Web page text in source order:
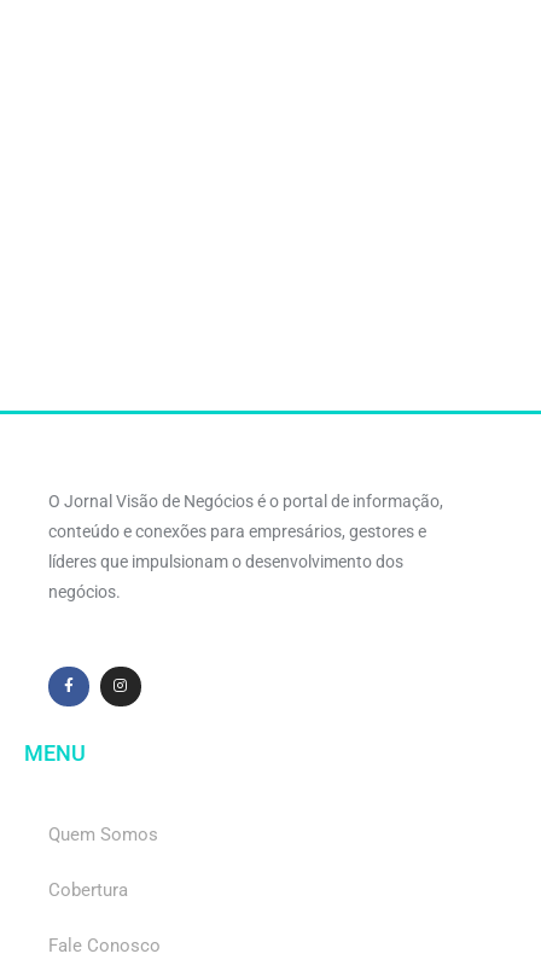
O Jornal Visão de Negócios é o portal de informação,
conteúdo e conexões para empresários, gestores e
líderes que impulsionam o desenvolvimento dos
negócios.
MENU
Quem Somos
Cobertura
Fale Conosco